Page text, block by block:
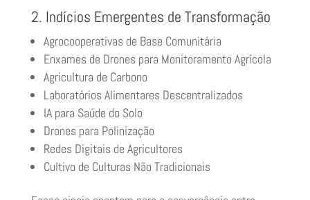
2. Indícios Emergentes de Transformação
Agrocooperativas de Base Comunitária
Enxames de Drones para Monitoramento Agrícola
Agricultura de Carbono
Laboratórios Alimentares Descentralizados
IA para Saúde do Solo
Drones para Polinização
Redes Digitais de Agricultores
Cultivo de Culturas Não Tradicionais